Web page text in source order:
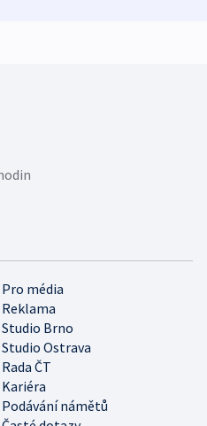
Pro média
Reklama
Studio Brno
Studio Ostrava
Rada ČT
Kariéra
Podávání námětů